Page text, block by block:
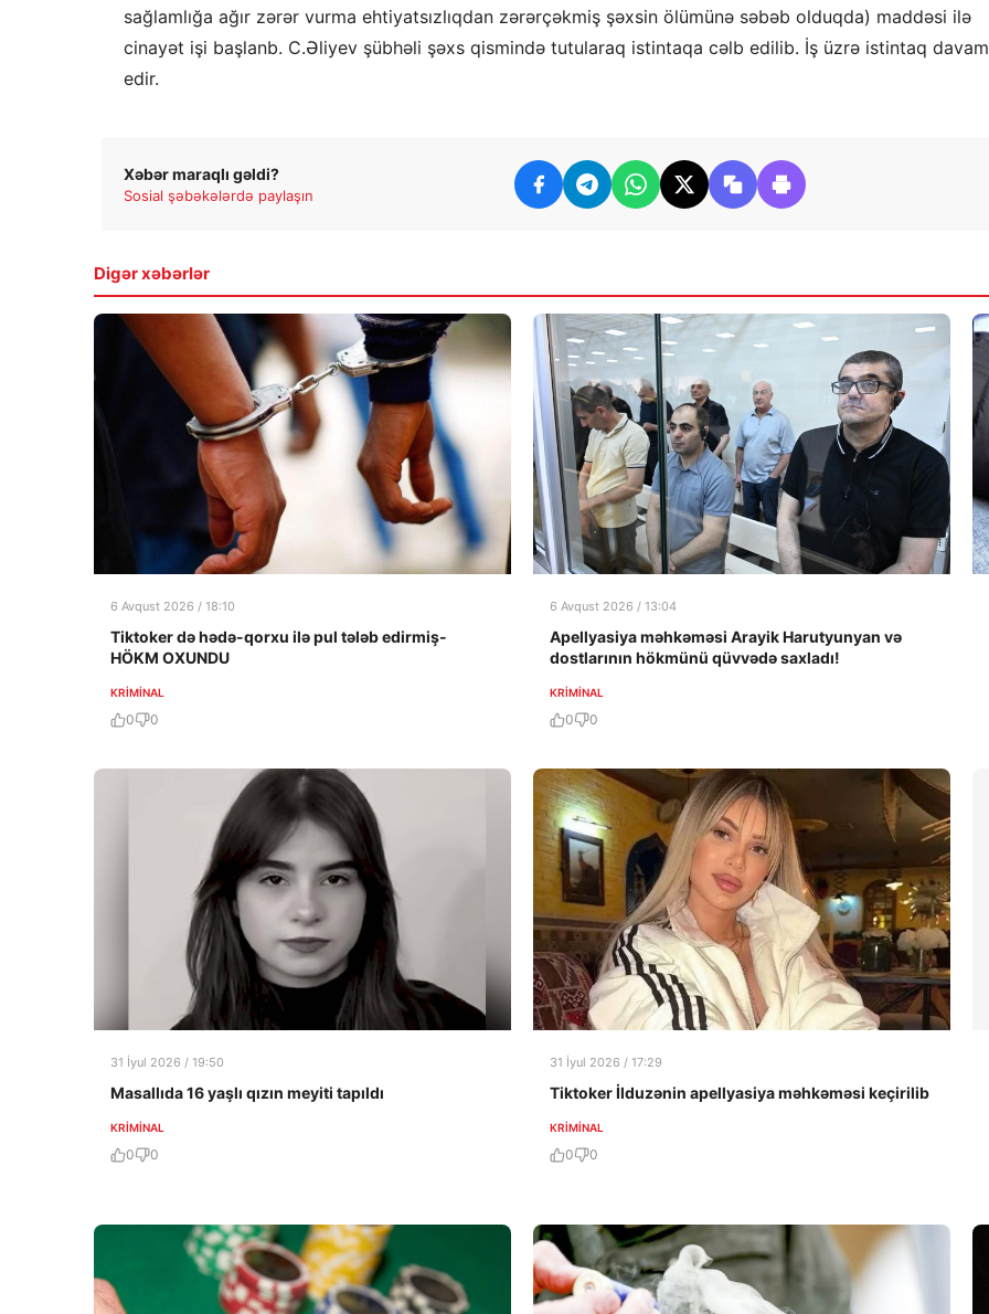
sağlamlığa ağır zərər vurma ehtiyatsızlıqdan zərərçəkmiş şəxsin ölümünə səbəb olduqda) maddəsi ilə
cinayət işi başlanb. C.Əliyev şübhəli şəxs qismində tutularaq istintaqa cəlb edilib. İş üzrə istintaq davam
edir.
Xəbər maraqlı gəldi?
Sosial şəbəkələrdə paylaşın
Digər xəbərlər
6 Avqust 2026 / 18:10
Tiktoker də hədə-qorxu ilə pul tələb edirmiş-
HÖKM OXUNDU
KRIMINAL
0 0
6 Avqust 2026 / 13:04
Apellyasiya məhkəməsi Arayik Harutyunyan və
dostlarının hökmünü qüvvədə saxladı!
KRIMINAL
0 0
31 İyul 2026 / 19:50
Masallıda 16 yaşlı qızın meyiti tapıldı
KRIMINAL
0 0
31 İyul 2026 / 17:29
Tiktoker İlduzənin apellyasiya məhkəməsi keçirilib
KRIMINAL
0 0